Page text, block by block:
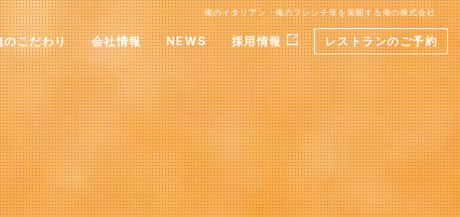
俺のイタリアン・俺のフレンチ等を展開する俺の株式会社
のこだわり 会社情報 NEWS 採用情報 レストランのご予約